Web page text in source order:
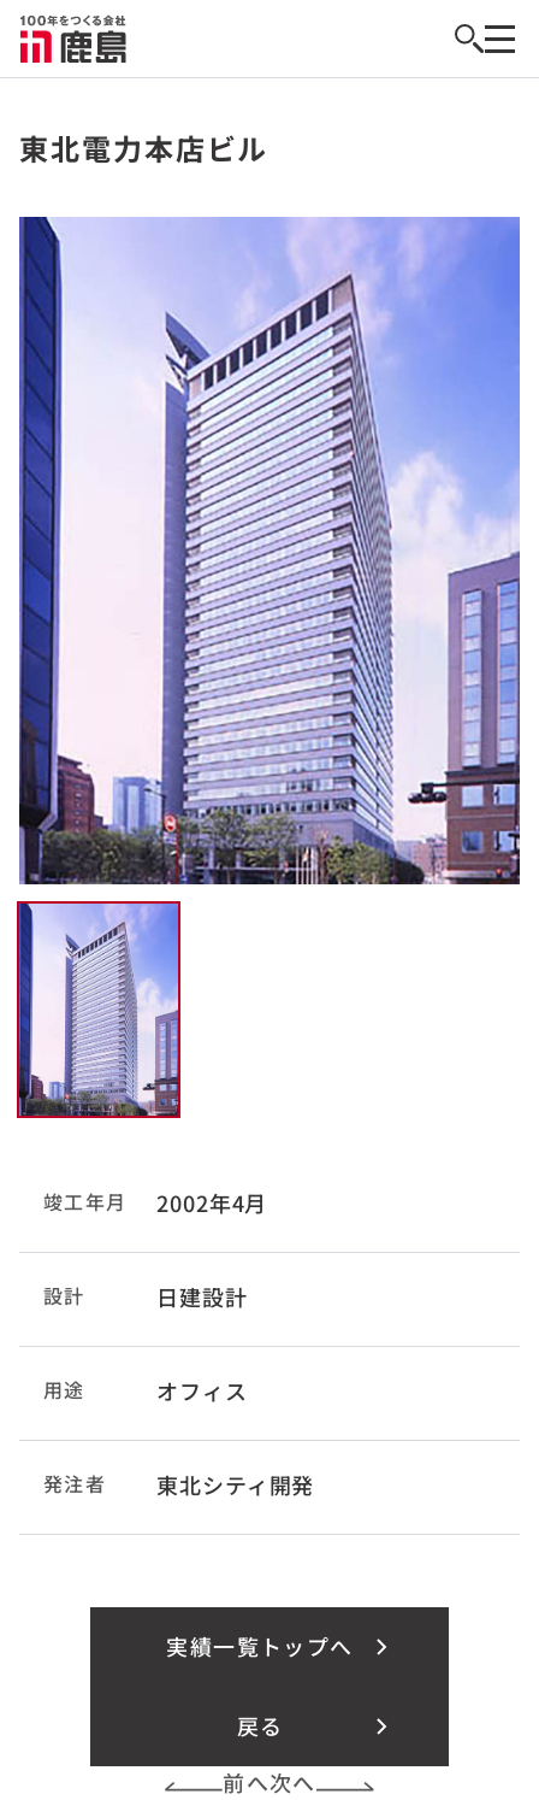
東北電力本店ビル
竣工年月 2002年4月
設計 日建設計
用途 オフィス
発注者 東北シティ開発
実績一覧トップへ
戻る
前へ次へ